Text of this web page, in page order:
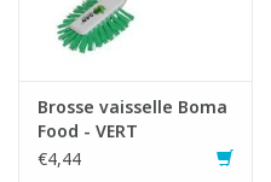
Brosse vaisselle Boma
Food - VERT
€4,44